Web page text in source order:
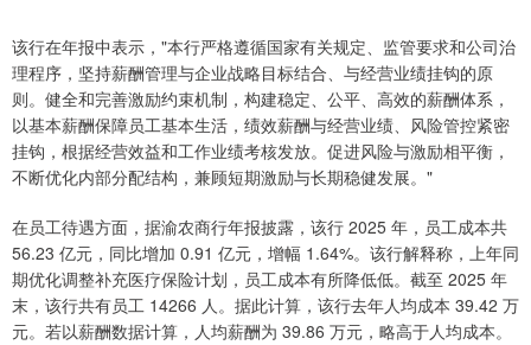
该行在年报中表示，"本行严格遵循国家有关规定、监管要求和公司治
理程序，坚持薪酬管理与企业战略目标结合、与经营业绩挂钩的原
则。健全和完善激励约束机制，构建稳定、公平、高效的薪酬体系，
以基本薪酬保障员工基本生活，绩效薪酬与经营业绩、风险管控紧密
挂钩，根据经营效益和工作业绩考核发放。促进风险与激励相平衡，
不断优化内部分配结构，兼顾短期激励与长期稳健发展。"
在员工待遇方面，据渝农商行年报披露，该行 2025 年，员工成本共
56.23 亿元，同比增加 0.91 亿元，增幅 1.64%。该行解释称，上年同
期优化调整补充医疗保险计划，员工成本有所降低低。截至 2025 年
末，该行共有员工 14266 人。据此计算，该行去年人均成本 39.42 万
元。若以薪酬数据计算，人均薪酬为 39.86 万元，略高于人均成本。